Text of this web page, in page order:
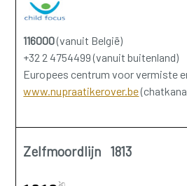
116000(vanuit België)
+32 2 4754499 (vanuit buitenland)
Europees centrum voor vermiste
www.nupraatikerover.be
Zelfmoordlijn 1813